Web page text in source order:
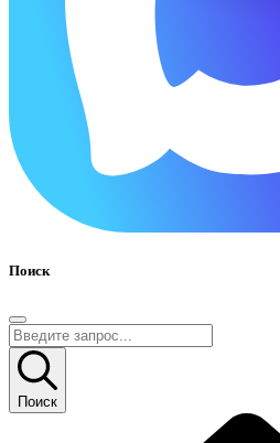
Поиск
Поиск